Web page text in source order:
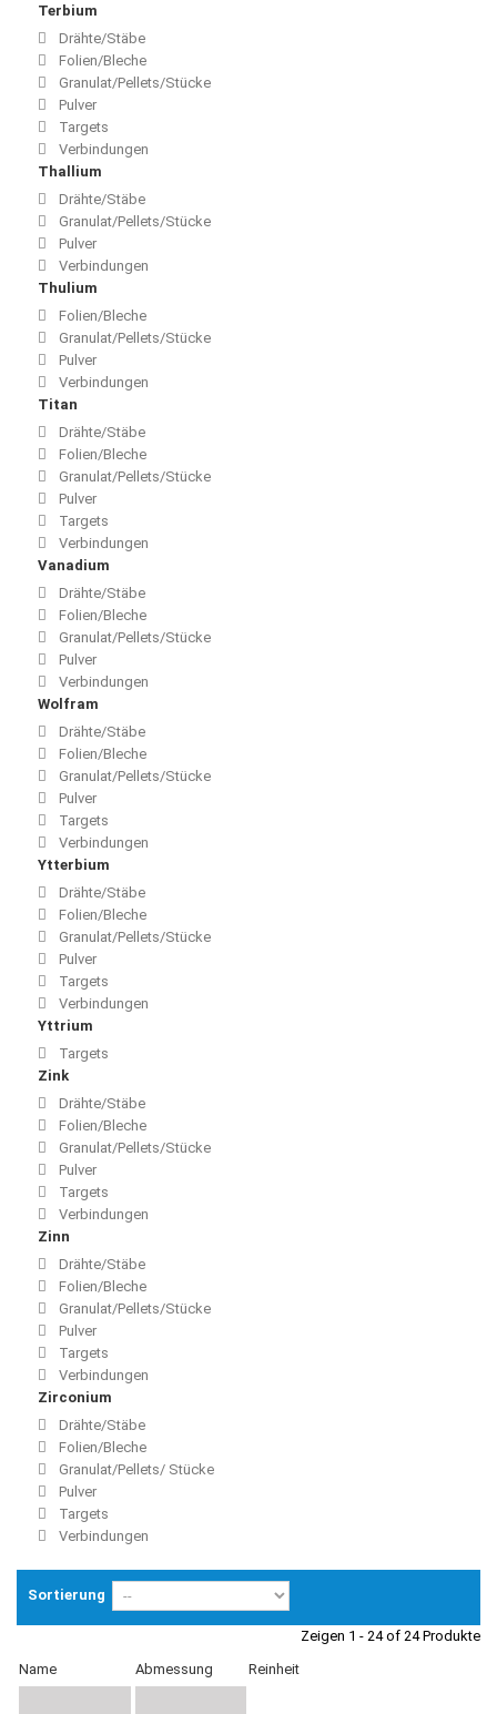
Terbium
Drähte/Stäbe
Folien/Bleche
Granulat/Pellets/Stücke
Pulver
Targets
Verbindungen
Thallium
Drähte/Stäbe
Granulat/Pellets/Stücke
Pulver
Verbindungen
Thulium
Folien/Bleche
Granulat/Pellets/Stücke
Pulver
Verbindungen
Titan
Drähte/Stäbe
Folien/Bleche
Granulat/Pellets/Stücke
Pulver
Targets
Verbindungen
Vanadium
Drähte/Stäbe
Folien/Bleche
Granulat/Pellets/Stücke
Pulver
Verbindungen
Wolfram
Drähte/Stäbe
Folien/Bleche
Granulat/Pellets/Stücke
Pulver
Targets
Verbindungen
Ytterbium
Drähte/Stäbe
Folien/Bleche
Granulat/Pellets/Stücke
Pulver
Targets
Verbindungen
Yttrium
Targets
Zink
Drähte/Stäbe
Folien/Bleche
Granulat/Pellets/Stücke
Pulver
Targets
Verbindungen
Zinn
Drähte/Stäbe
Folien/Bleche
Granulat/Pellets/Stücke
Pulver
Targets
Verbindungen
Zirconium
Drähte/Stäbe
Folien/Bleche
Granulat/Pellets/ Stücke
Pulver
Targets
Verbindungen
Sortierung
Zeigen 1 - 24 of 24 Produkte
Name
Abmessung Reinheit